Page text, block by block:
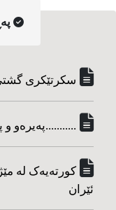
سکرتێکری
...........په‌یره‌و و
کورته‌یه‌ک له
ئێران